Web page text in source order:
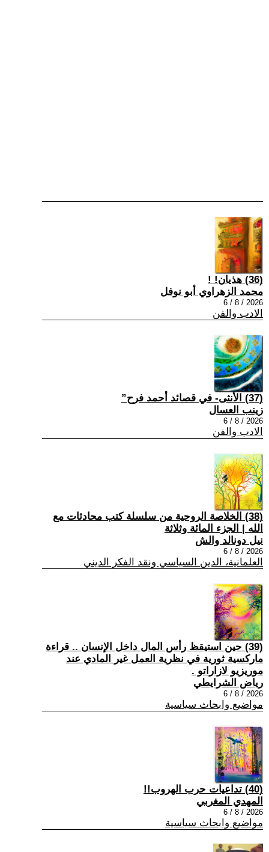
(36) هذيان! !
محمد الزهراوي أبو نوفل
2026 / 8 / 6
الادب والفن
(37) الأنثى- في قصائد أحمد فرح”
زينب العسال
2026 / 8 / 6
الادب والفن
(38) الخلاصة الروحية من سلسلة كتب محادثات مع
الله | الجزء المائة وثلاثة
نيل دونالد والش
2026 / 8 / 6
العلمانية، الدين السياسي ونقد الفكر الديني
(39) حين استيقظ رأس المال داخل الإنسان .. قراءة
ماركسية ثورية في نظرية العمل غير المادي عند
موريزيو لازاراتو .
رياض الشرايطي
2026 / 8 / 6
مواضيع وابحاث سياسية
(40) تداعيات حرب الهروب!!
المهدي المغربي
2026 / 8 / 6
مواضيع وابحاث سياسية